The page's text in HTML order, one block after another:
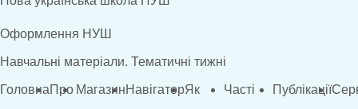
Оформлення НУШ
Навчальні матеріали. Тематичні тижні
ГоловнаПро МагазинНавігаторЯк Часті Публікації